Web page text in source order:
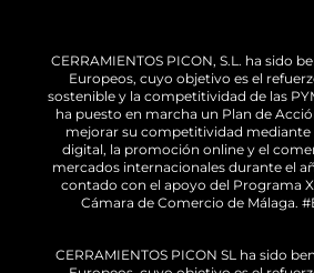
CERRAMIENTOS PICON, S.L. ha sido
Europeos, cuyo objetivo es el
sostenible y la competitividad de las
ha puesto en marcha un Plan de
mejorar su competitividad
digital, la promoción online y el
mercados internacionales durante el
contado con el apoyo del Programa
Cámara de Comercio de Málaga.
CERRAMIENTOS PICON SL ha sido